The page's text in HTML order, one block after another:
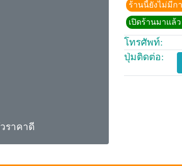
ราคาดี
ร้านนี้ยังไม่มีก
เปิดร้านมาแล้ว
โทรศัพท์:
ปุ่มติดต่อ: